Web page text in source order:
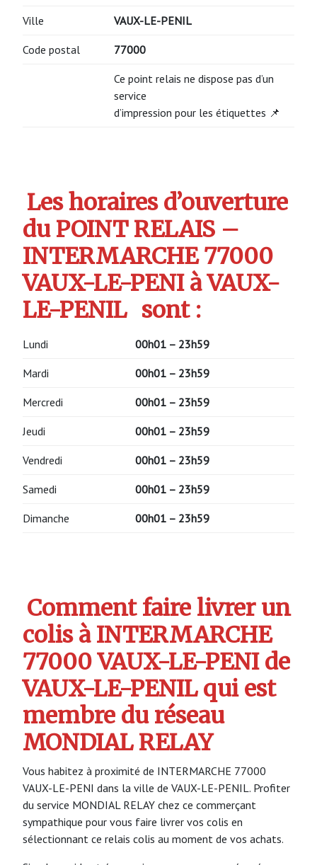
Ville VAUX-LE-PENIL
Code postal 77000
Ce point relais ne dispose pas d’un
service
d’impression pour les étiquettes 📌
Les horaires d’ouverture
du POINT RELAIS –
INTERMARCHE 77000
VAUX-LE-PENI à VAUX-
LE-PENIL sont :
Lundi 00h01 – 23h59
Mardi 00h01 – 23h59
Mercredi 00h01 – 23h59
Jeudi 00h01 – 23h59
Vendredi 00h01 – 23h59
Samedi 00h01 – 23h59
Dimanche 00h01 – 23h59
Comment faire livrer un
colis à INTERMARCHE
77000 VAUX-LE-PENI de
VAUX-LE-PENIL qui est
membre du réseau
MONDIAL RELAY
Vous habitez à proximité de INTERMARCHE 77000
VAUX-LE-PENI dans la ville de VAUX-LE-PENIL. Profiter
du service MONDIAL RELAY chez ce commerçant
sympathique pour vous faire livrer vos colis en
sélectionnant ce relais colis au moment de vos achats.